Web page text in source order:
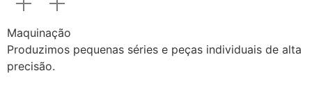
Maquinação
Produzimos pequenas séries e peças individuais de alta
precisão.